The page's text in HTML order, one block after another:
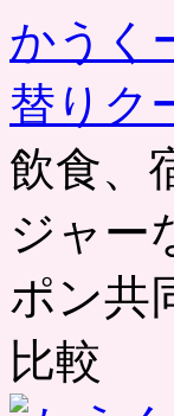
かうく
替りク
飲食、
ジャー
ポン共
比較